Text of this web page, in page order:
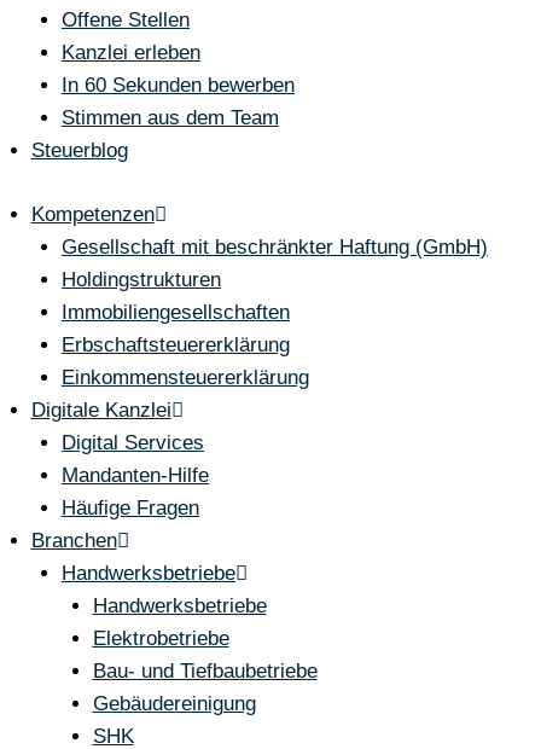
Offene Stellen
Kanzlei erleben
In 60 Sekunden bewerben
Stimmen aus dem Team
Steuerblog
Kompetenzen
Gesellschaft mit beschränkter Haftung (GmbH)
Holdingstrukturen
Immobiliengesellschaften
Erbschaftsteuererklärung
Einkommensteuererklärung
Digitale Kanzlei
Digital Services
Mandanten-Hilfe
Häufige Fragen
Branchen
Handwerksbetriebe
Handwerksbetriebe
Elektrobetriebe
Bau- und Tiefbaubetriebe
Gebäudereinigung
SHK